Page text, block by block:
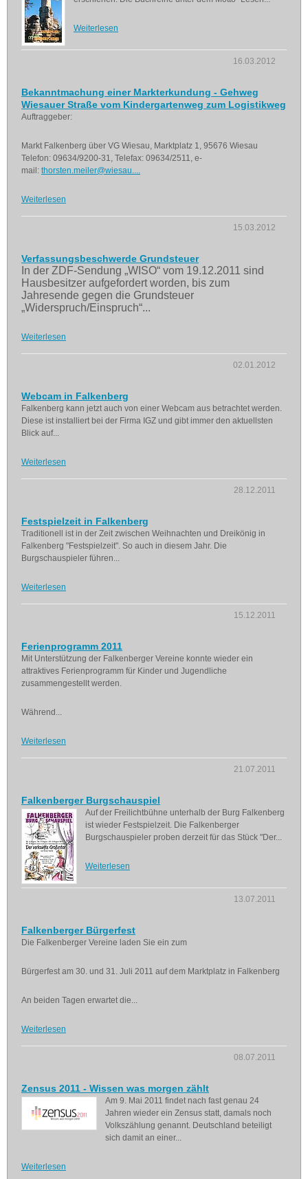
Weiterlesen
16.03.2012
Bekanntmachung einer Markterkundung - Gehweg
Wiesauer Straße vom Kindergartenweg zum Logistikweg
Auftraggeber:
Markt Falkenberg über VG Wiesau, Marktplatz 1, 95676 Wiesau
Telefon: 09634/9200-31, Telefax: 09634/2511, e-
mail: thorsten.meiler@wiesau....
Weiterlesen
15.03.2012
Verfassungsbeschwerde Grundsteuer
In der ZDF-Sendung „WISO“ vom 19.12.2011 sind
Hausbesitzer aufgefordert worden, bis zum
Jahresende gegen die Grundsteuer
„Widerspruch/Einspruch“...
Weiterlesen
02.01.2012
Webcam in Falkenberg
Falkenberg kann jetzt auch von einer Webcam aus betrachtet werden.
Diese ist installiert bei der Firma IGZ und gibt immer den aktuellsten
Blick auf...
Weiterlesen
28.12.2011
Festspielzeit in Falkenberg
Traditionell ist in der Zeit zwischen Weihnachten und Dreikönig in
Falkenberg "Festspielzeit". So auch in diesem Jahr. Die
Burgschauspieler führen...
Weiterlesen
15.12.2011
Ferienprogramm 2011
Mit Unterstützung der Falkenberger Vereine konnte wieder ein
attraktives Ferienprogramm für Kinder und Jugendliche
zusammengestellt werden.
Während...
Weiterlesen
21.07.2011
Falkenberger Burgschauspiel
Auf der Freilichtbühne unterhalb der Burg Falkenberg
ist wieder Festspielzeit. Die Falkenberger
Burgschauspieler proben derzeit für das Stück "Der...
Weiterlesen
13.07.2011
Falkenberger Bürgerfest
Die Falkenberger Vereine laden Sie ein zum
Bürgerfest am 30. und 31. Juli 2011 auf dem Marktplatz in Falkenberg
An beiden Tagen erwartet die...
Weiterlesen
08.07.2011
Zensus 2011 - Wissen was morgen zählt
Am 9. Mai 2011 findet nach fast genau 24
Jahren wieder ein Zensus statt, damals noch
Volkszählung genannt. Deutschland beteiligt
sich damit an einer...
Weiterlesen